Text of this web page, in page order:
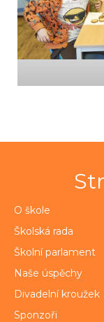
O škole
Školská rada
Školní parlament
Naše úspěchy
Divadelní kroužek
Sponzoři